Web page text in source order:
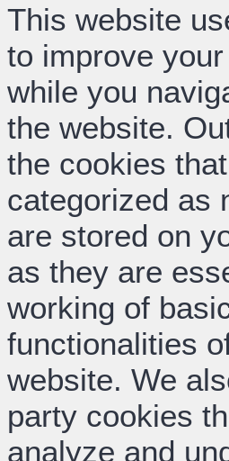
This website
to improve
while you
the website.
the cookies
categorized as
are stored on
as they are
working of
functionalities
website. We
party cookies
analyze and